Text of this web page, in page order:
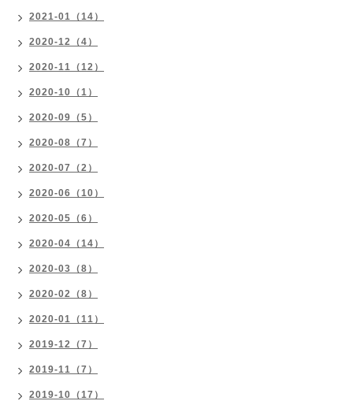
2021-01（14）
2020-12（4）
2020-11（12）
2020-10（1）
2020-09（5）
2020-08（7）
2020-07（2）
2020-06（10）
2020-05（6）
2020-04（14）
2020-03（8）
2020-02（8）
2020-01（11）
2019-12（7）
2019-11（7）
2019-10（17）